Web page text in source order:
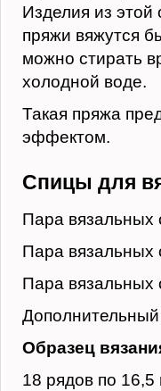
Изделия из этой
пряжи вяжутся
можно стирать
холодной воде.
Такая пряжа
эффектом.
Спицы для
Пара
Пара
Пара
Образец
18 рядов по